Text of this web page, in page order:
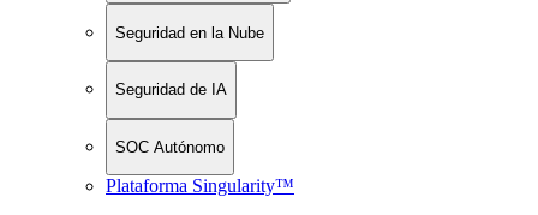
Seguridad en la Nube
Seguridad de IA
SOC Autónomo
Plataforma Singularity™